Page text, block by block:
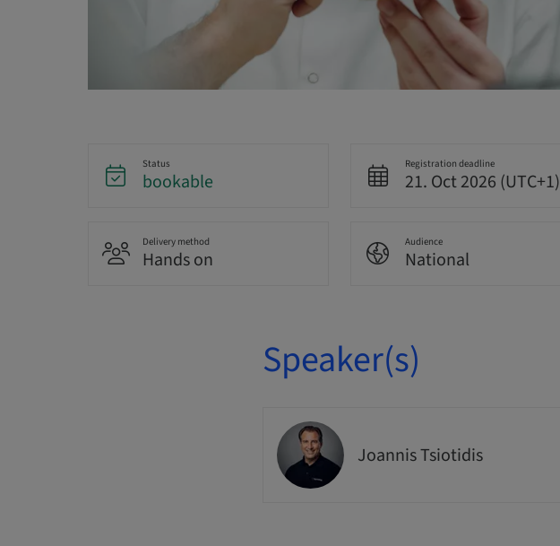
Status
bookable
Registration deadline
21. Oct 2026 (UTC+1)
Delivery method
Hands on
Audience
National
Speaker(s)
Joannis Tsiotidis